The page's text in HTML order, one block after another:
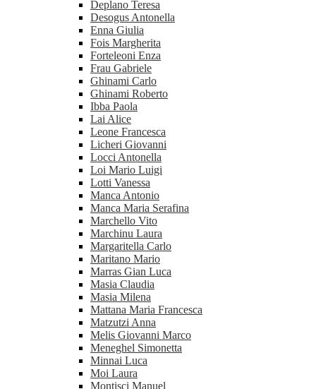
Deplano Teresa
Desogus Antonella
Enna Giulia
Fois Margherita
Forteleoni Enza
Frau Gabriele
Ghinami Carlo
Ghinami Roberto
Ibba Paola
Lai Alice
Leone Francesca
Licheri Giovanni
Locci Antonella
Loi Mario Luigi
Lotti Vanessa
Manca Antonio
Manca Maria Serafina
Marchello Vito
Marchinu Laura
Margaritella Carlo
Maritano Mario
Marras Gian Luca
Masia Claudia
Masia Milena
Mattana Maria Francesca
Matzutzi Anna
Melis Giovanni Marco
Meneghel Simonetta
Minnai Luca
Moi Laura
Montisci Manuel